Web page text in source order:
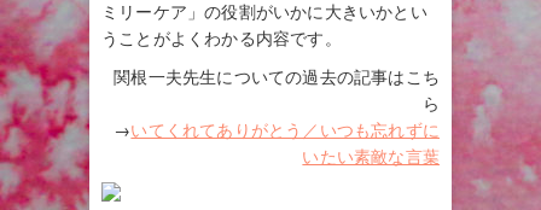
ミリーケア」の役割がいかに大きいかとい
うことがよくわかる内容です。
関根一夫先生についての過去の記事はこち
ら
→いてくれてありがとう／いつも忘れずに
いたい素敵な言葉